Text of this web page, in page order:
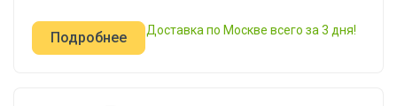
Подробнее Доставка по Москве всего за 3 дня!